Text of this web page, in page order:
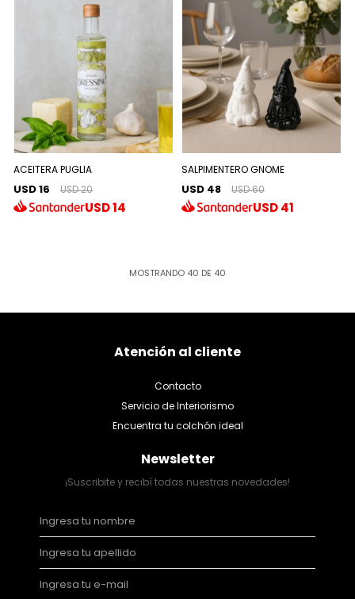
ACEITERA PUGLIA
USD 16 USD 20
USD14
SALPIMENTERO GNOME
USD 48 USD 60
USD41
MOSTRANDO 40 DE 40
Atención al cliente
Contacto
Servicio de Interiorismo
Encuentra tu colchón ideal
Newsletter
¡Suscribite y recibí todas nuestras novedades!